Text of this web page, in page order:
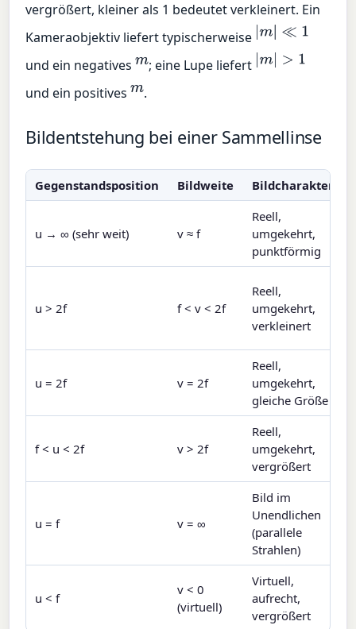
vergrößert, kleiner als 1 bedeutet verkleinert. Ein
Kameraobjektiv liefert typischerweise |m ≪1
und ein negativesm; eine Lupe liefert |m >1
und ein positivesm.
Bildentstehung bei einer Sammellinse
Gegenstandsposition Bildweite Bildcharakter
u → ∞ (sehr weit) v ≈ f
Reell,
umgekehrt,
punktförmig
u > 2f f < v < 2f
Reell,
umgekehrt,
verkleinert
u = 2f v = 2f
Reell,
umgekehrt,
gleiche Größe
f < u < 2f v > 2f
Reell,
umgekehrt,
vergrößert
u = f v = ∞
Bild im
Unendlichen
(parallele
Strahlen)
u < f
v < 0
(virtuell)
Virtuell,
aufrecht,
vergrößert